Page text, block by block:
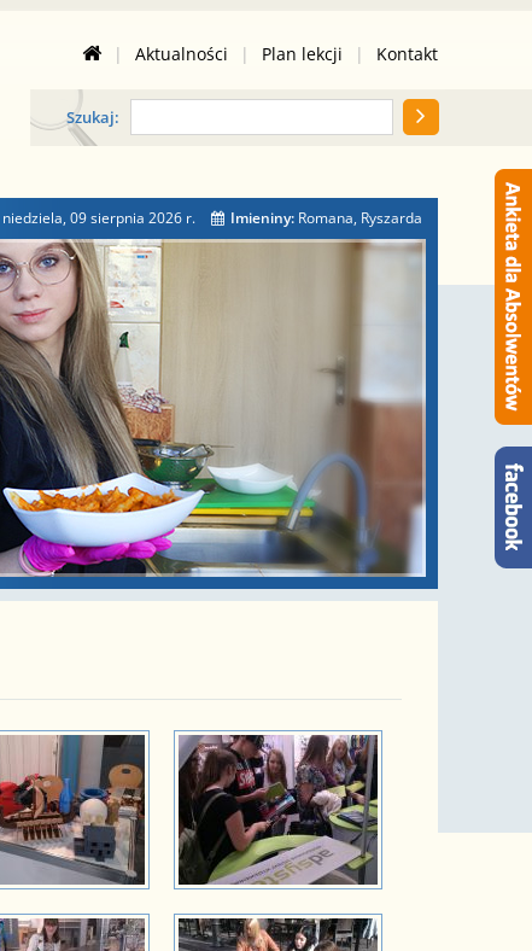
| Aktualności | Plan lekcji | Kontakt
Szukaj:
niedziela, 09 sierpnia 2026 r. Imieniny: Romana, Ryszarda